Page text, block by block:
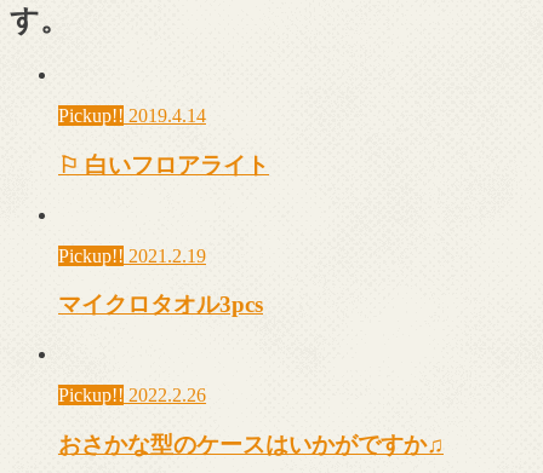
す。
Pickup!! 2019.4.14
⚐ 白いフロアライト
Pickup!! 2021.2.19
マイクロタオル3pcs
Pickup!! 2022.2.26
おさかな型のケースはいかがですか♫